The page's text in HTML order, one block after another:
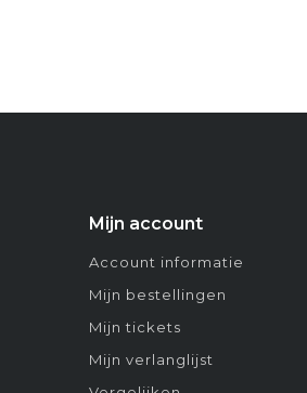
Mijn account
Account informatie
Mijn bestellingen
Mijn tickets
Mijn verlanglijst